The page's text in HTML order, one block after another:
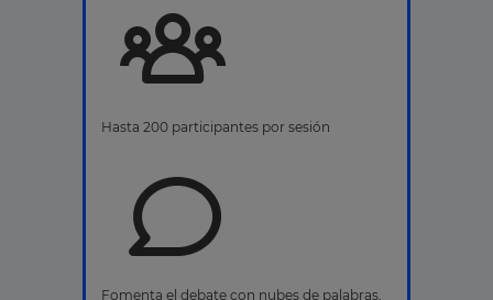
Hasta 200 participantes por sesión
Fomenta el debate con nubes de palabras,